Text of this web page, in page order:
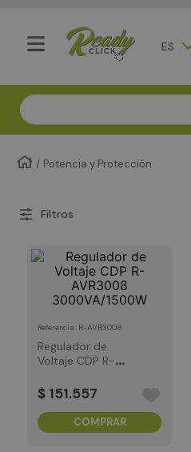
ES
Compra segura - Entregas
Potencia y Protección
Referencia R-AVR3008
Regulador de
Voltaje CDP R-
3000VA/1500W
$ 151.557
COMPRAR